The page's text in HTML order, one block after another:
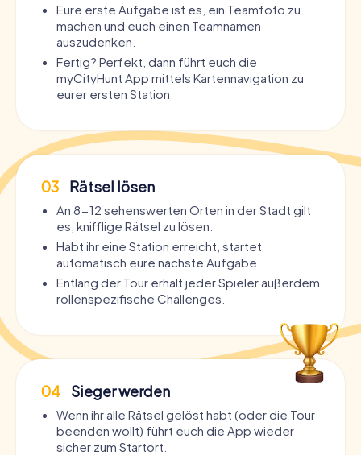
Eure erste Aufgabe ist es, ein Teamfoto zu
machen und euch einen Teamnamen
auszudenken.
Fertig? Perfekt, dann führt euch die
myCityHunt App mittels Kartennavigation zu
eurer ersten Station.
03 Rätsel lösen
An 8-12 sehenswerten Orten in der Stadt gilt
es, knifflige Rätsel zu lösen.
Habt ihr eine Station erreicht, startet
automatisch eure nächste Aufgabe.
Entlang der Tour erhält jeder Spieler außerdem
rollenspezifische Challenges.
04 Sieger werden
Wenn ihr alle Rätsel gelöst habt (oder die Tour
beenden wollt) führt euch die App wieder
sicher zum Startort.